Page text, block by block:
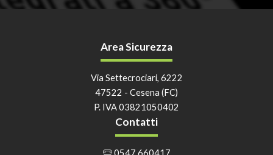
Area Sicurezza
Via Settecrociari, 6222
47522 - Cesena (FC)
P. IVA 03821050402
Contatti
0547 660417